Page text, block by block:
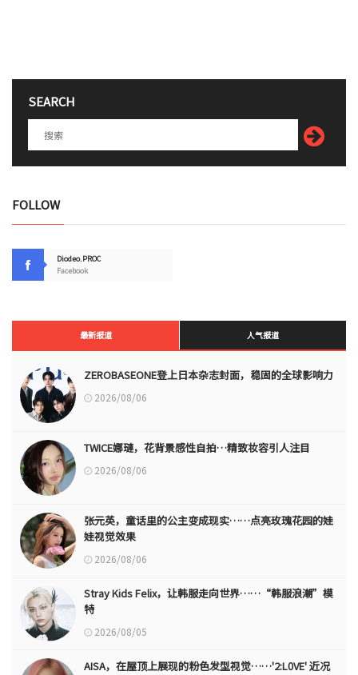
SEARCH
FOLLOW
Diodeo.PROC
Facebook
最新报道 人气报道
ZEROBASEONE登上日本杂志封面，稳固的全球影响力
2026/08/06
TWICE娜璉，花背景感性自拍…精致妆容引人注目
2026/08/06
张元英，童话里的公主变成现实……点亮玫瑰花园的娃
娃视觉效果
2026/08/06
Stray Kids Felix，让韩服走向世界……“韩服浪潮”模
特
2026/08/05
AISA，在屋顶上展现的粉色发型视觉……'2:L0VE' 近况